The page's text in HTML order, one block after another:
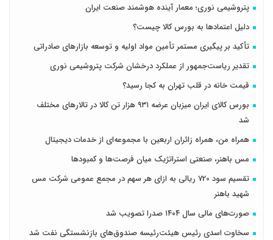
پتروشیمی نوری؛ معمار آینده هوشمند صنعت ایران
دلیل اعتمادها به بورس کالا چیست؟
تأکید بر پیگیری مستمر تأمین مواد اولیه و توسعه بازارهای صادراتی
تقدیر ریاست‌جمهور از عملکرد درخشان شرکت پتروشیمی نوری
قیمت خانه در قلب تهران به کجا رسید؟
بورس کالای ایران میزبان عرضه ۹۳۱ هزار تن کالا در تالارهای مختلف
شد
همراه من، همراه زائران اربعین با مجموعه‌ای از خدمات دیجیتال
مس باهنر، صنعتی استراتژیک میان فرصت‌ها و کمبودها
تقسیم سود 720 ریالی به ازای هر سهم در مجمع عمومی شرکت مس
شهید باهنر
صورت‌های مالی سال ۱۴۰۴ صدرا تصویب شد
سخاوت اسدی رئیس هیئت‌رئیسه صندوق‌های بازنشستگی نفت شد